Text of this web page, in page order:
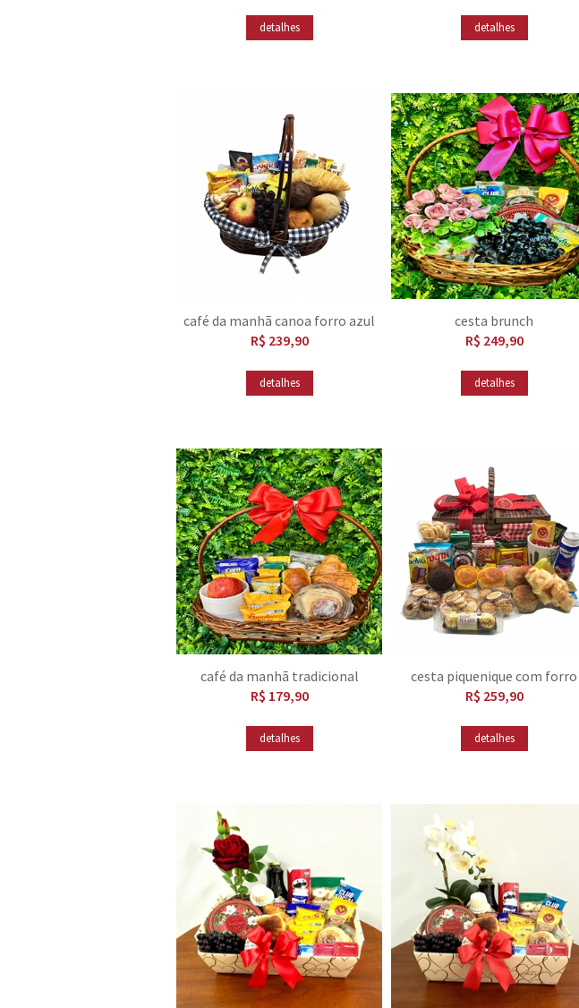
detalhes detalhes
café da manhã canoa forro azul
R$ 239,90
detalhes
cesta brunch
R$ 249,90
detalhes
café da manhã tradicional
R$ 179,90
detalhes
cesta piquenique com forro
vermelho
R$ 259,90
detalhes